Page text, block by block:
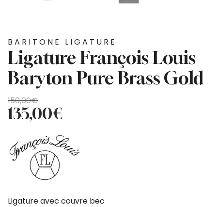
BARITONE LIGATURE
Ligature François Louis
Baryton Pure Brass Gold
150,00€
Original
price
was:
150,00€.
135,00€
Current
price
is:
135,00€.
Ligature avec couvre bec